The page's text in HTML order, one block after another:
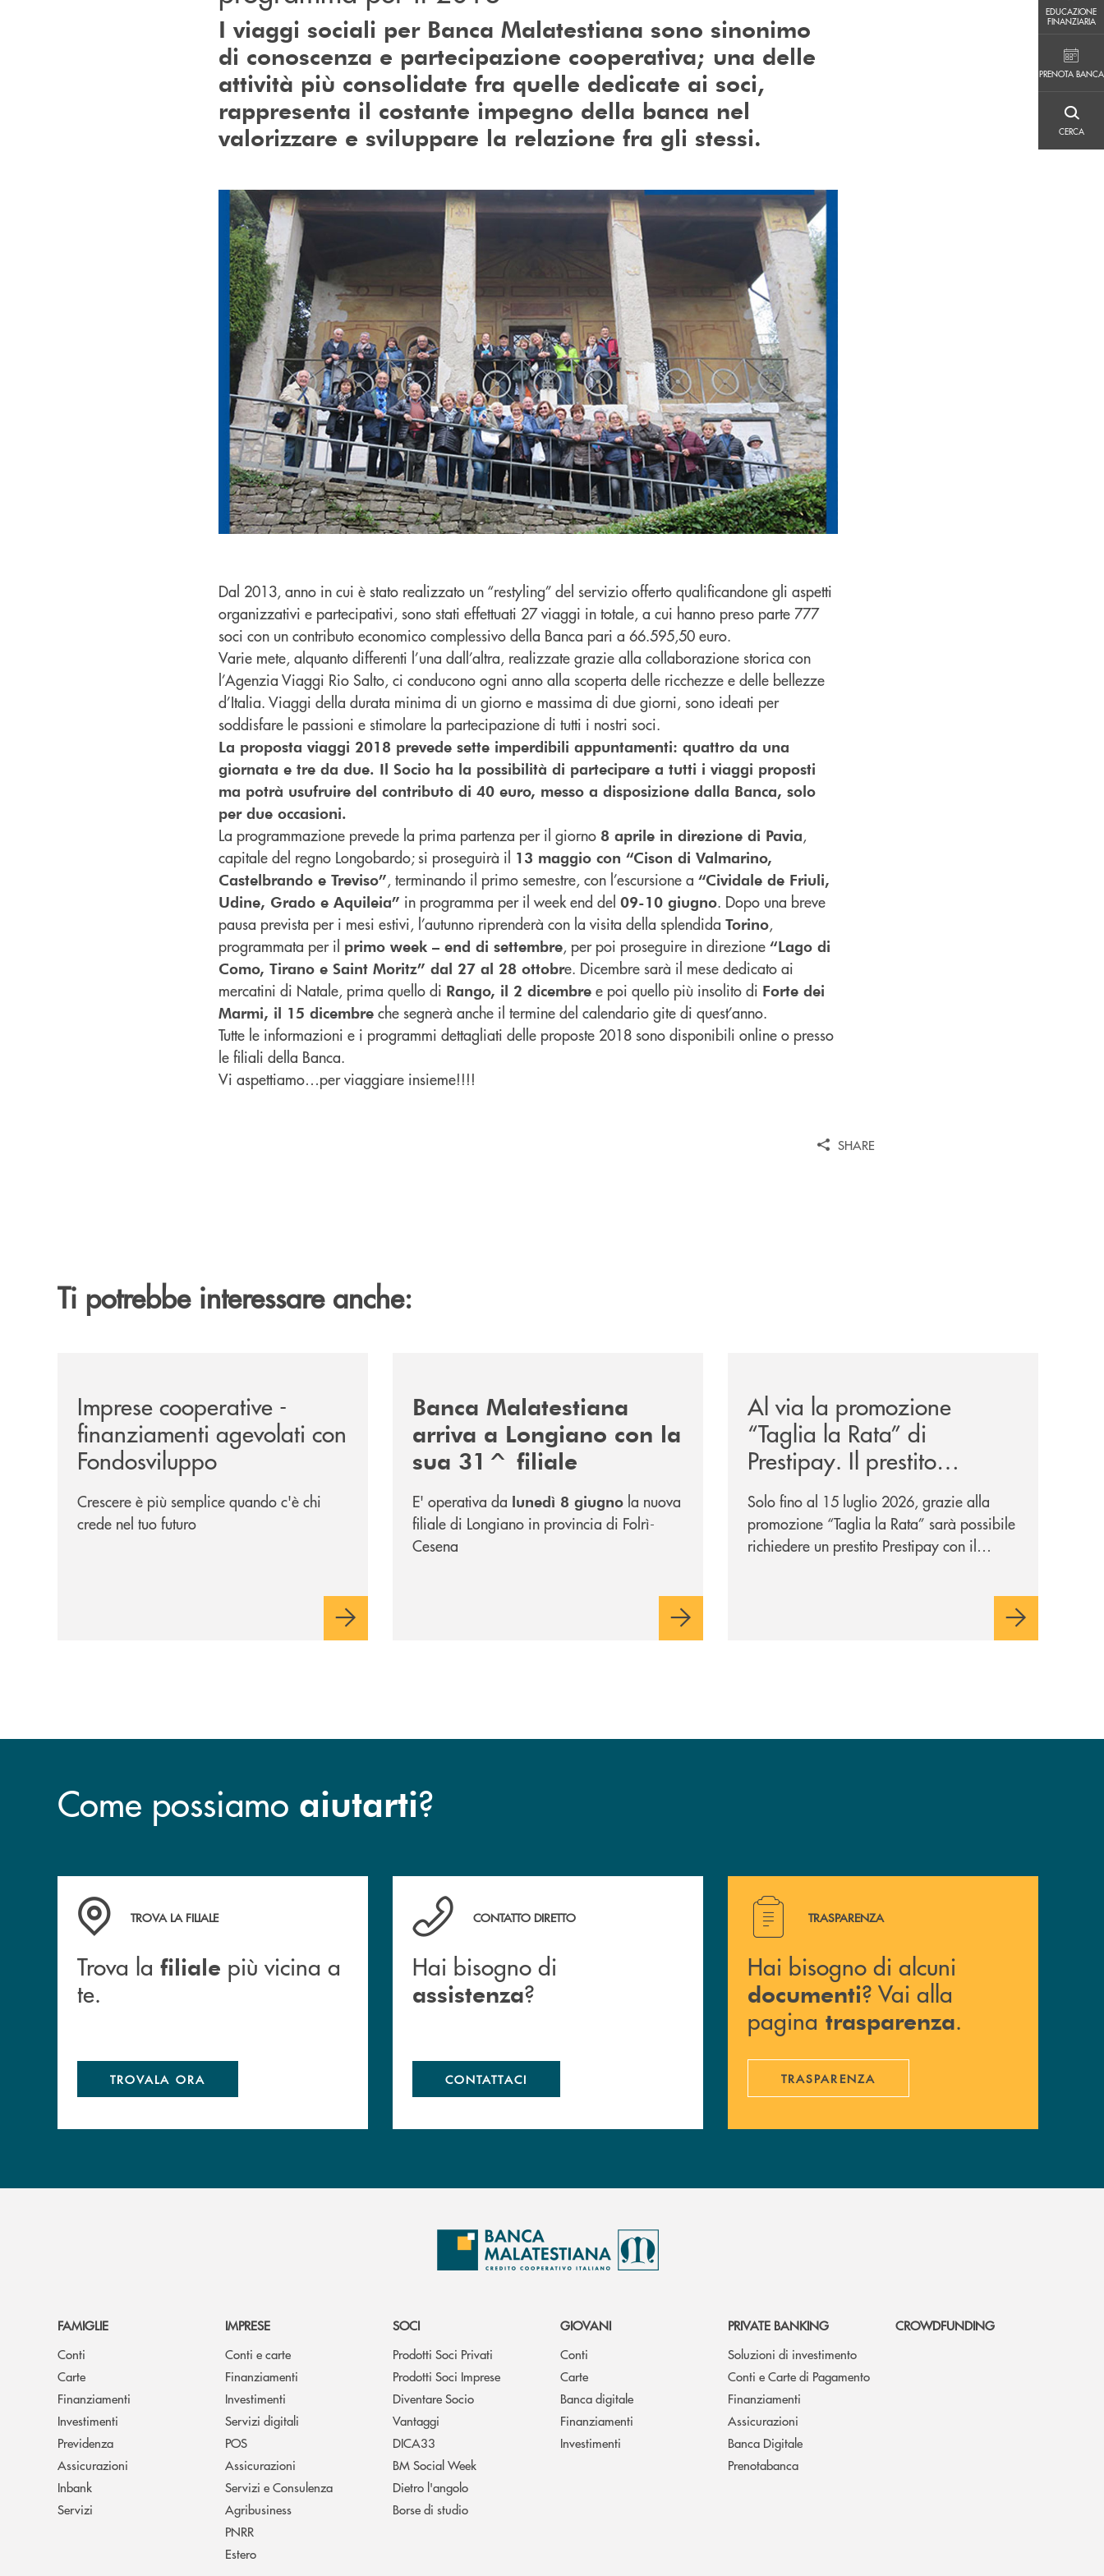
EDUCAZIONE
FINANZIARIA
PRENOTA BANCA
CERCA
I viaggi sociali per Banca Malatestiana sono sinonimo
di conoscenza e partecipazione cooperativa; una delle
attività più consolidate fra quelle dedicate ai soci,
rappresenta il costante impegno della banca nel
valorizzare e sviluppare la relazione fra gli stessi.
Dal 2013, anno in cui è stato realizzato un “restyling” del servizio offerto qualificandone gli aspetti
organizzativi e partecipativi, sono stati effettuati 27 viaggi in totale, a cui hanno preso parte 777
soci con un contributo economico complessivo della Banca pari a 66.595,50 euro.
Varie mete, alquanto differenti l’una dall’altra, realizzate grazie alla collaborazione storica con
l’Agenzia Viaggi Rio Salto, ci conducono ogni anno alla scoperta delle ricchezze e delle bellezze
d’Italia. Viaggi della durata minima di un giorno e massima di due giorni, sono ideati per
soddisfare le passioni e stimolare la partecipazione di tutti i nostri soci.
La proposta viaggi 2018 prevede sette imperdibili appuntamenti: quattro da una
giornata e tre da due. Il Socio ha la possibilità di partecipare a tutti i viaggi proposti
ma potrà usufruire del contributo di 40 euro, messo a disposizione dalla Banca, solo
per due occasioni.
La programmazione prevede la prima partenza per il giorno 8 aprile in direzione di Pavia,
capitale del regno Longobardo; si proseguirà il 13 maggio con “Cison di Valmarino,
Castelbrando e Treviso”, terminando il primo semestre, con l’escursione a “Cividale de Friuli,
Udine, Grado e Aquileia” in programma per il week end del 09-10 giugno. Dopo una breve
pausa prevista per i mesi estivi, l’autunno riprenderà con la visita della splendida Torino,
programmata per il primo week – end di settembre, per poi proseguire in direzione “Lago di
Como, Tirano e Saint Moritz” dal 27 al 28 ottobre. Dicembre sarà il mese dedicato ai
mercatini di Natale, prima quello di Rango, il 2 dicembre e poi quello più insolito di Forte dei
Marmi, il 15 dicembre che segnerà anche il termine del calendario gite di quest’anno.
Tutte le informazioni e i programmi dettagliati delle proposte 2018 sono disponibili online o presso
le filiali della Banca.
Vi aspettiamo…per viaggiare insieme!!!!
SHARE
Ti potrebbe interessare anche:
Imprese cooperative -
finanziamenti agevolati con
Fondosviluppo
Crescere è più semplice quando c'è chi
crede nel tuo futuro
Banca Malatestiana
arriva a Longiano con la
sua 31^ filiale
E' operativa da lunedì 8 giugno la nuova
filiale di Longiano in provincia di Folrì-
Cesena
Al via la promozione
“Taglia la Rata” di
Prestipay. Il prestito
personale che si fa in due
per te!
Solo fino al 15 luglio 2026, grazie alla
promozione “Taglia la Rata” sarà possibile
richiedere un prestito Prestipay con il
Come possiamo aiutarti?
Trova la filiale più vicina a te.
TROVA LA FILIALE
Trova la filiale più vicina a
te.
TROVALA ORA
Hai bisogno di assistenza ?&nbsp;
CONTATTO DIRETTO
Hai bisogno di
assistenza?
CONTATTACI
Hai bisogno di alcuni documenti ? Vai alla pagina
TRASPARENZA
Hai bisogno di alcuni
documenti? Vai alla
pagina trasparenza.
TRASPARENZA
FAMIGLIE
Conti
Carte
Finanziamenti
Investimenti
Previdenza
Assicurazioni
Inbank
Servizi
IMPRESE
Conti e carte
Finanziamenti
Investimenti
Servizi digitali
POS
Assicurazioni
Servizi e Consulenza
Agribusiness
PNRR
Estero
SOCI
Prodotti Soci Privati
Prodotti Soci Imprese
Diventare Socio
Vantaggi
DICA33
BM Social Week
Dietro l'angolo
Borse di studio
GIOVANI
Conti
Carte
Banca digitale
Finanziamenti
Investimenti
PRIVATE BANKING
Soluzioni di investimento
Conti e Carte di Pagamento
Finanziamenti
Assicurazioni
Banca Digitale
Prenotabanca
CROWDFUNDING